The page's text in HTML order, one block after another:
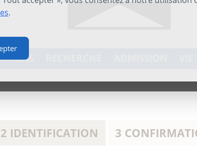
.
2 IDENTIFICATION 3